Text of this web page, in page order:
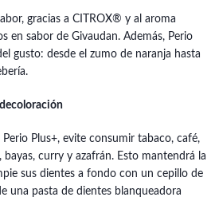
gracias a CITROX® y al aroma
en sabor de Givaudan. Además, Perio
gusto: desde el zumo de naranja hasta
Plus+, evite consumir tabaco, café,
curry y azafrán. Esto mantendrá la
sus dientes a fondo con un cepillo de
una pasta de dientes blanqueadora